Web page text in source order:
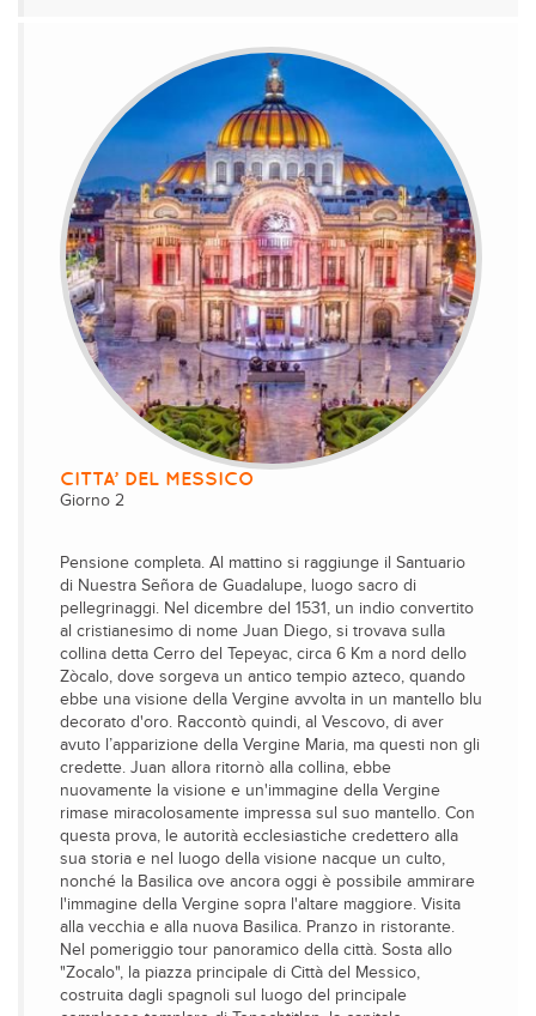
CITTA’ DEL MESSICO
Giorno 2
Pensione completa. Al mattino si raggiunge il Santuario
di Nuestra Señora de Guadalupe, luogo sacro di
pellegrinaggi. Nel dicembre del 1531, un indio convertito
al cristianesimo di nome Juan Diego, si trovava sulla
collina detta Cerro del Tepeyac, circa 6 Km a nord dello
Zòcalo, dove sorgeva un antico tempio azteco, quando
ebbe una visione della Vergine avvolta in un mantello blu
decorato d'oro. Raccontò quindi, al Vescovo, di aver
avuto l’apparizione della Vergine Maria, ma questi non gli
credette. Juan allora ritornò alla collina, ebbe
nuovamente la visione e un'immagine della Vergine
rimase miracolosamente impressa sul suo mantello. Con
questa prova, le autorità ecclesiastiche credettero alla
sua storia e nel luogo della visione nacque un culto,
nonché la Basilica ove ancora oggi è possibile ammirare
l'immagine della Vergine sopra l'altare maggiore. Visita
alla vecchia e alla nuova Basilica. Pranzo in ristorante.
Nel pomeriggio tour panoramico della città. Sosta allo
"Zocalo", la piazza principale di Città del Messico,
costruita dagli spagnoli sul luogo del principale